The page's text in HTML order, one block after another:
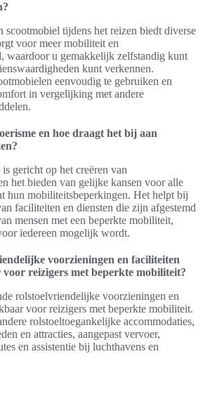
scootmobiel tijdens het reizen biedt diverse
voor meer mobiliteit en
waardoor u gemakkelijk zelfstandig kunt
kunt verkennen.
eenvoudig te gebruiken en
in vergelijking met andere
en hoe draagt het bij aan
gericht op het creëren van
het bieden van gelijke kansen voor alle
hun mobiliteitsbeperkingen. Het helpt bij
faciliteiten en diensten die zijn afgestemd
mensen met een beperkte mobiliteit,
iedereen mogelijk wordt.
voorzieningen en faciliteiten
reizigers met beperkte mobiliteit?
rolstoelvriendelijke voorzieningen en
voor reizigers met beperkte mobiliteit.
rolstoeltoegankelijke accommodaties,
en attracties, aangepast vervoer,
en assistentie bij luchthavens en